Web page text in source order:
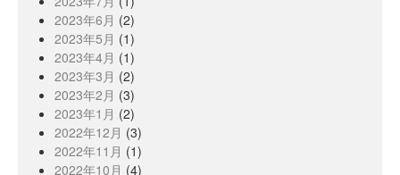
2023年6月 (2)
2023年5月 (1)
2023年4月 (1)
2023年3月 (2)
2023年2月 (3)
2023年1月 (2)
2022年12月 (3)
2022年11月 (1)
2022年10月 (4)